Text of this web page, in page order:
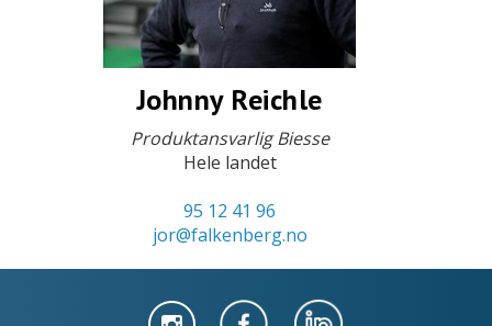
Johnny Reichle
Produktansvarlig Biesse
Hele landet
95 12 41 96
jor@falkenberg.no